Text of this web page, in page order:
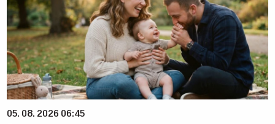
05. 08. 2026 06:45